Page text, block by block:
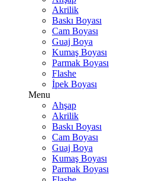
Akrilik
Baskı Boyası
Cam Boyası
Guaj Boya
Kumaş Boyası
Parmak Boyası
Flashe
İpek Boyası
Menu
Ahşap
Akrilik
Baskı Boyası
Cam Boyası
Guaj Boya
Kumaş Boyası
Parmak Boyası